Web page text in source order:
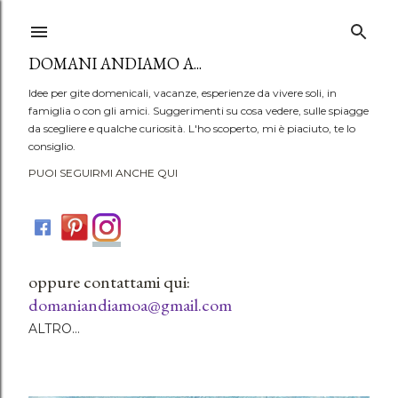
DOMANI ANDIAMO A...
Idee per gite domenicali, vacanze, esperienze da vivere soli, in
famiglia o con gli amici. Suggerimenti su cosa vedere, sulle spiagge
da scegliere e qualche curiosità. L'ho scoperto, mi è piaciuto, te lo
consiglio.
PUOI SEGUIRMI ANCHE QUI
oppure contattami qui:
domaniandiamoa@gmail.com
ALTRO…